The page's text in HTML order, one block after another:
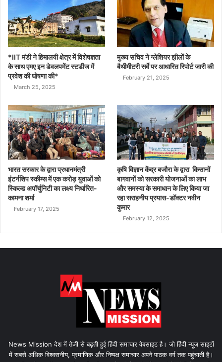
*IIT मंडी ने हिमालयी क्षेत्र में विशेषज्ञता
के साथ एमए इन डेवलपमेंट स्टडीज में
प्रवेश की घोषणा की*
March 25, 2025
मुख्य सचिव ने ग्लेशियर झीलों के
बैथीमीटरी सर्वे पर आधारित रिपोर्ट जारी की
February 21, 2025
भारत सरकार के द्वारा प्रधानमंत्री
इंटर्नशिप स्कीम्स में एक करोड़ युवाओं को
स्किल्ड अपॉर्चुनिटी का लक्ष्य निर्धारित-
कामना शर्मा
February 17, 2025
कृषि विज्ञान केंद्र बजौरा के द्वारा किसानों
बागवानों को सरकारी योजनाओं का लाभ
और समस्या के समाधान के लिए किया जा
रहा सराहनीय प्रयास-डॉक्टर नवीन
कुमार
February 12, 2025
News Mission देश में तेजी से बढ़ती हुई हिंदी समाचार वेबसाइट है। जो हिंदी न्यूज साइटों
में सबसे अधिक विश्वसनीय, प्रमाणिक और निष्पक्ष समाचार अपने पाठक वर्ग तक पहुंचाती है।